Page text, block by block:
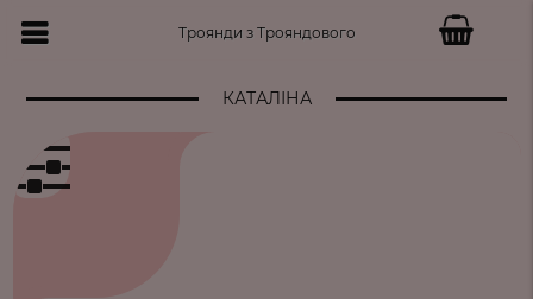
Троянди з Трояндового
КАТАЛІНА